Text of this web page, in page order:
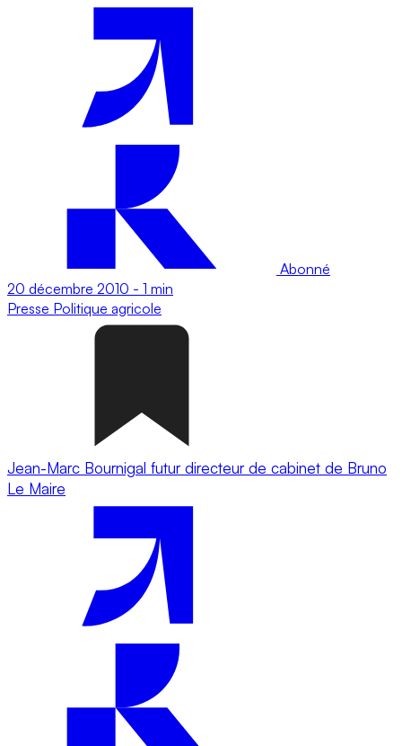
Abonné
20 décembre 2010 - 1 min
Presse Politique agricole
Jean-Marc Bournigal futur directeur de cabinet de Bruno
Le Maire